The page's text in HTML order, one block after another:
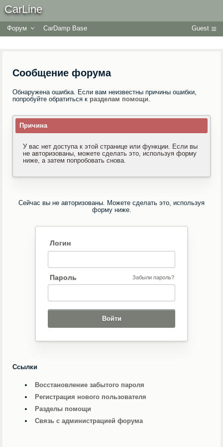
CarLine
Форум CarDamp Base Guest
Сообщение форума
Обнаружена ошибка. Если вам неизвестны причины ошибки,
попробуйте обратиться к разделам помощи.
Причина
У вас нет доступа к этой странице или функции. Если вы
не авторизованы, можете сделать это, используя форму
ниже, а затем попробовать снова.
Сейчас вы не авторизованы. Можете сделать это, используя
форму ниже.
Логин
Пароль Забыли пароль?
Ссылки
Восстановление забытого пароля
Регистрация нового пользователя
Разделы помощи
Связь с администрацией форума